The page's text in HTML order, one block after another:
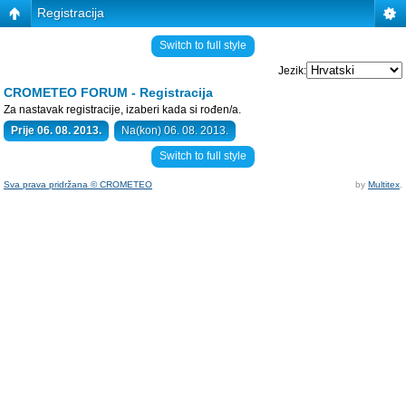
Registracija
Switch to full style
Jezik:
CROMETEO FORUM - Registracija
Za nastavak registracije, izaberi kada si rođen/a.
Prije 06. 08. 2013.
Na(kon) 06. 08. 2013.
Switch to full style
Sva prava pridržana © CROMETEO by Multitex